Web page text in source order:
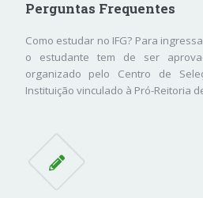
Perguntas Frequentes
Como estudar no IFG? Para
o estudante tem de ser
organizado pelo Centro de
Instituição vinculado à Pró-Reitoria